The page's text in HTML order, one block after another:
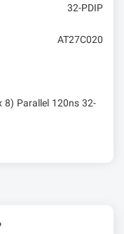
32-PDIP
AT27C020
8) Parallel 120ns 32-